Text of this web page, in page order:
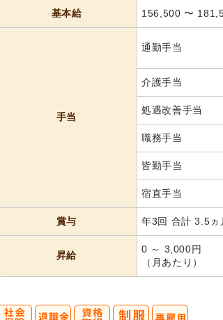
基本給 156,500 〜
手当
通勤手当
介護手当
処遇改善手当
職務手当
皆勤手当
宿直手当
賞与 年3回 合計 3.5ヵ
昇給
0 ～ 3,000円
（月あたり）